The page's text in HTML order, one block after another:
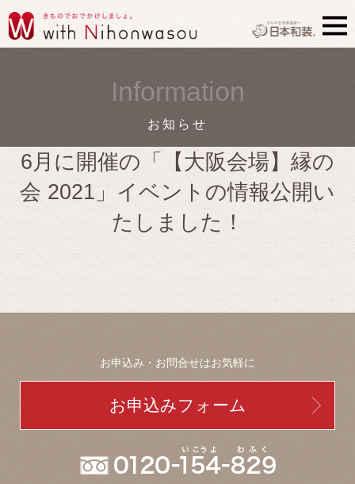
Information
お知らせ
6月に開催の「【大阪会場】縁の
会 2021」イベントの情報公開い
たしました！
お申込み・お問合せはお気軽に
お申込みフォーム